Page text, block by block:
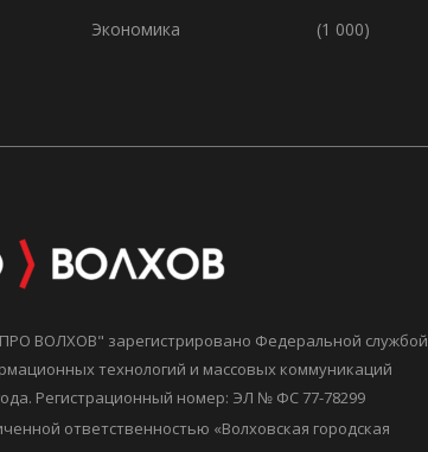
Экономика
(1 000)
ВОЛХОВ" зарегистрировано Федеральной службой
технологий и массовых коммуникаций
Регистрационный номер: ЭЛ № ФС 77-78299
ответственностью «Волховская городская